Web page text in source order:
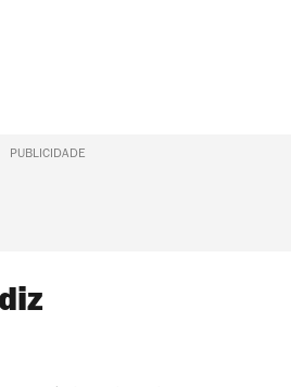
PUBLICIDADE